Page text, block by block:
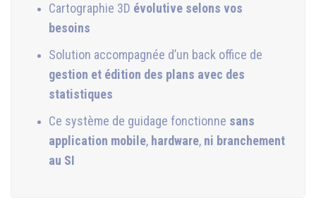
Cartographie 3D évolutive selons vos
besoins
Solution accompagnée d’un back office de
gestion et édition des plans avec des
statistiques
Ce système de guidage fonctionne sans
application mobile, hardware, ni branchement
au SI